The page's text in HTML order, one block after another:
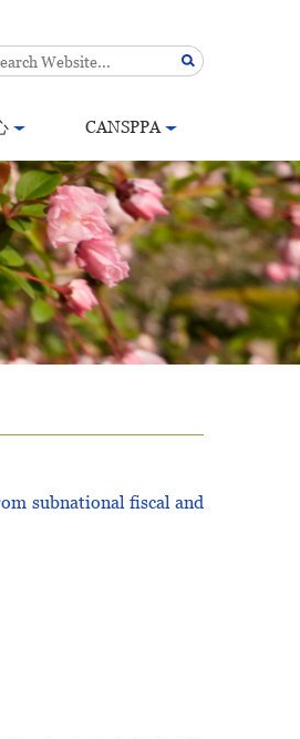
CANSPPA
subnational fiscal and